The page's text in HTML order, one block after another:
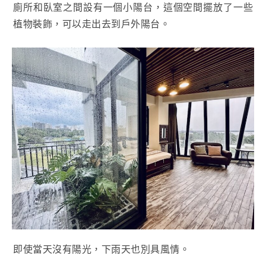
廁所和臥室之間設有一個小陽台，這個空間擺放了一些
植物裝飾，可以走出去到戶外陽台。
即使當天沒有陽光，下雨天也別具風情。